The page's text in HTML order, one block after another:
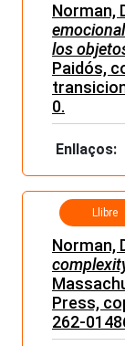
Norman,
los
Paidós,
0.
Enllaços:
Llibre
Norman,
Press,
262-